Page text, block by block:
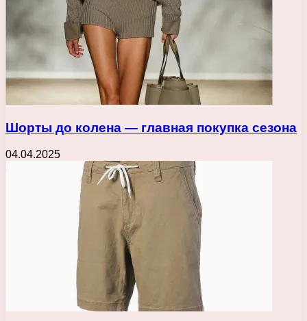
Шорты до колена — главная покупка сезона
04.04.2025